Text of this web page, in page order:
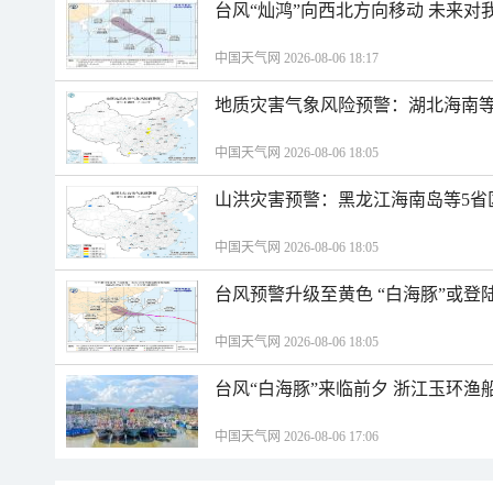
台风“灿鸿”向西北方向移动 未来对
中国天气网 2026-08-06 18:17
地质灾害气象风险预警：湖北海南
中国天气网 2026-08-06 18:05
山洪灾害预警：黑龙江海南岛等5
中国天气网 2026-08-06 18:05
台风预警升级至黄色 “白海豚”或登
中国天气网 2026-08-06 18:05
台风“白海豚”来临前夕 浙江玉环渔
中国天气网 2026-08-06 17:06